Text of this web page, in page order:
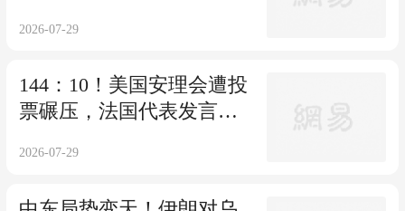
2026-07-29
144：10！美国安理会遭投
票碾压，法国代表发言时
2026-07-29